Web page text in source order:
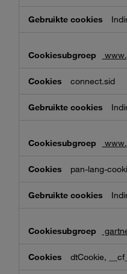
connect.sid
pan-lang-
dtCookie,